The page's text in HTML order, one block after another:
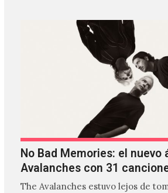
No Bad Memories: el nuevo
Avalanches con 31
The Avalanches estuvo lejos de